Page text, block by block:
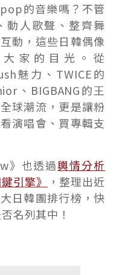
的音樂嗎？不管
動人歌聲、整齊舞
動，這些日韓偶像
家的目光。從
魅力、TWICE的
、BIGBANG的王
球潮流，更是讓粉
演唱會、買專輯支
》也透過輿情分析
引擎》
，整理出近
日韓團排行榜，快
名列其中！